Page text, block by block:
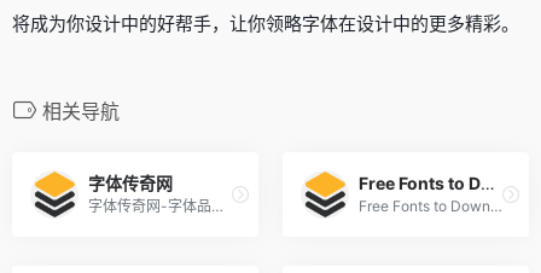
将成为你设计中的好帮手，让你领略字体在设计中的更多精彩。
相关导航
字体传奇网
字体传奇网-字体品牌设计师交流网
Free Fonts to Download + Premium Typefaces
Free Fonts to Download + Premium Typefaces